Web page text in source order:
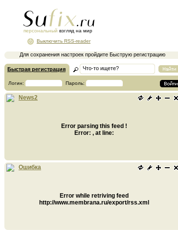
персональный взгляд на мир
Для сохранения настроек пройдите Быструю регистрацию
Выключить RSS-reader
Быстрая регистрация
Логин: Пароль:
News2
Error parsing this feed !
Error: , at line:
Ошибка
Error while retriving feed
http://www.membrana.ru/export/rss.xml